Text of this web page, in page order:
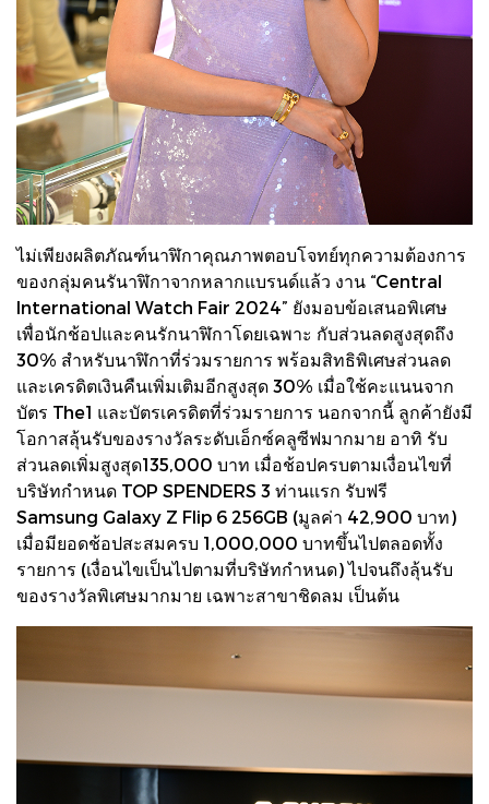
ไม่เพียงผลิตภัณฑ์นาฬิกาคุณภาพตอบโจทย์ทุกความต้องการ
ของกลุ่มคนรันาฬิกาจากหลากแบรนด์แล้ว งาน “Central
International Watch Fair 2024” ยังมอบข้อเสนอพิเศษ
เพื่อนักช้อปและคนรักนาฬิกาโดยเฉพาะ กับส่วนลดสูงสุดถึง
30% สำหรับนาฬิกาที่ร่วมรายการ พร้อมสิทธิพิเศษส่วนลด
และเครดิตเงินคืนเพิ่มเติมอีกสูงสุด 30% เมื่อใช้คะแนนจาก
บัตร The1 และบัตรเครดิตที่ร่วมรายการ นอกจากนี้ ลูกค้ายังมี
โอกาสลุ้นรับของรางวัลระดับเอ็กซ์คลูซีฟมากมาย อาทิ รับ
ส่วนลดเพิ่มสูงสุด135,000 บาท เมื่อช้อปครบตามเงื่อนไขที่
บริษัทกำหนด TOP SPENDERS 3 ท่านแรก รับฟรี
Samsung Galaxy Z Flip 6 256GB (มูลค่า 42,900 บาท)
เมื่อมียอดช้อปสะสมครบ 1,000,000 บาทขึ้นไปตลอดทั้ง
รายการ (เงื่อนไขเป็นไปตามที่บริษัทกำหนด) ไปจนถึงลุ้นรับ
ของรางวัลพิเศษมากมาย เฉพาะสาขาชิดลม เป็นต้น